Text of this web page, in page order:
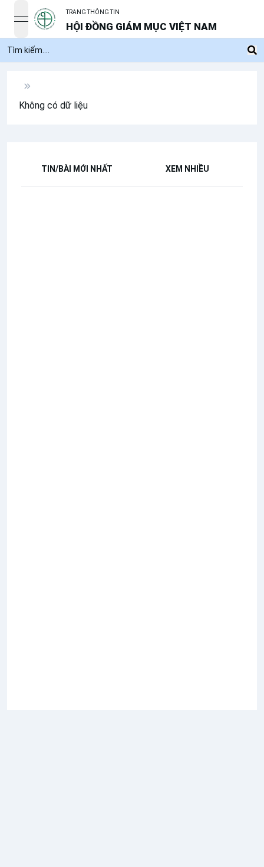
open navigation menu
TRANG THÔNG TIN
HỘI ĐỒNG GIÁM MỤC VIỆT NAM
Không có dữ liệu
TIN/BÀI MỚI NHẤT XEM NHIỀU